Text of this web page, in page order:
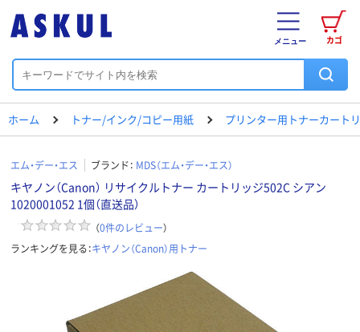
カゴ
メニュー
ホーム トナー/インク/コピー用紙 プリンター用トナーカート
エム・デー・エス ブランド： MDS（エム・デー・エス）
キヤノン（Canon） リサイクルトナー カートリッジ502C シアン
1020001052 1個（直送品）
（0件のレビュー）
ランキングを見る：キヤノン（Canon）用トナー